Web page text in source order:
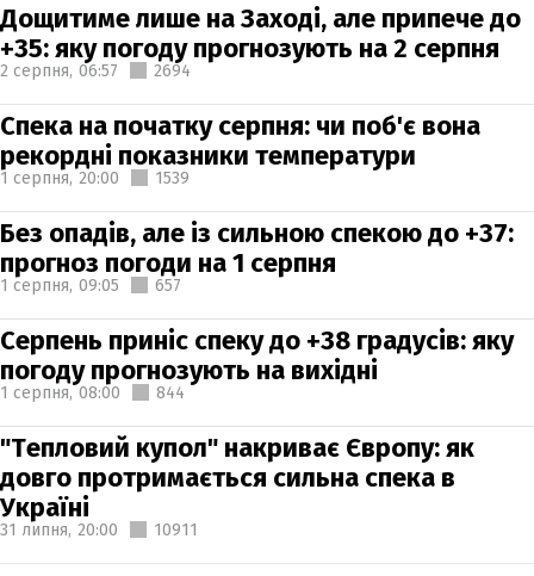
Дощитиме лише на Заході, але припече до
+35: яку погоду прогнозують на 2 серпня
2 серпня, 06:57 2694
Спека на початку серпня: чи поб'є вона
рекордні показники температури
1 серпня, 20:00 1539
Без опадів, але із сильною спекою до +37:
прогноз погоди на 1 серпня
1 серпня, 09:05 657
Серпень приніс спеку до +38 градусів: яку
погоду прогнозують на вихідні
1 серпня, 08:00 844
"Тепловий купол" накриває Європу: як
довго протримається сильна спека в
Україні
31 липня, 20:00 10911